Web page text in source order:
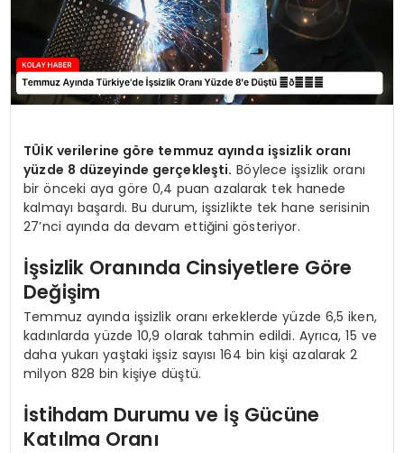
TÜİK verilerine göre temmuz ayında işsizlik oranı
yüzde 8 düzeyinde gerçekleşti. Böylece işsizlik oranı
bir önceki aya göre 0,4 puan azalarak tek hanede
kalmayı başardı. Bu durum, işsizlikte tek hane serisinin
27’nci ayında da devam ettiğini gösteriyor.
İşsizlik Oranında Cinsiyetlere Göre
Değişim
Temmuz ayında işsizlik oranı erkeklerde yüzde 6,5 iken,
kadınlarda yüzde 10,9 olarak tahmin edildi. Ayrıca, 15 ve
daha yukarı yaştaki işsiz sayısı 164 bin kişi azalarak 2
milyon 828 bin kişiye düştü.
İstihdam Durumu ve İş Gücüne
Katılma Oranı